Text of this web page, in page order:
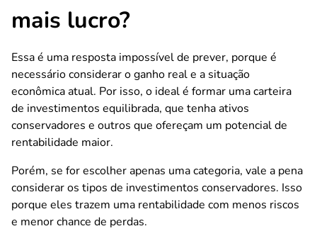
mais lucro?
Essa é uma resposta impossível de prever, porque é
necessário considerar o ganho real e a situação
econômica atual. Por isso, o ideal é formar uma carteira
de investimentos equilibrada, que tenha ativos
conservadores e outros que ofereçam um potencial de
rentabilidade maior.
Porém, se for escolher apenas uma categoria, vale a pena
considerar os tipos de investimentos conservadores. Isso
porque eles trazem uma rentabilidade com menos riscos
e menor chance de perdas.